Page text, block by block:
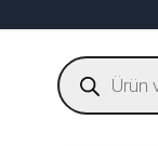
Products
search